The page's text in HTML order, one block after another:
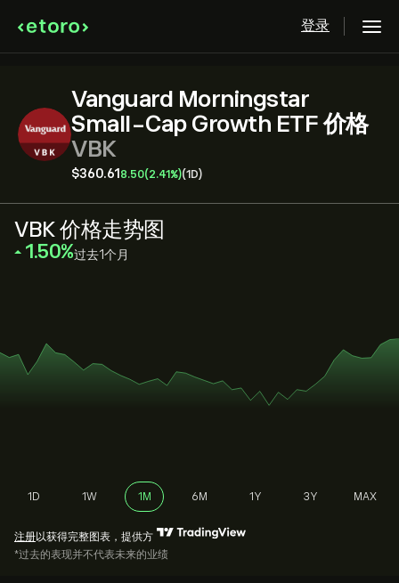
登录
Vanguard Morningstar
Small-Cap Growth ETF 价格
VBK
‎$‎360.61 8.50(2.41%)(1D)
VBK 价格走势图
‎1.50‎ 过去1个月
1D 1W 1M 6M 1Y 3Y MAX
注册以获得完整图表，提供方
*过去的表现并不代表未来的业绩